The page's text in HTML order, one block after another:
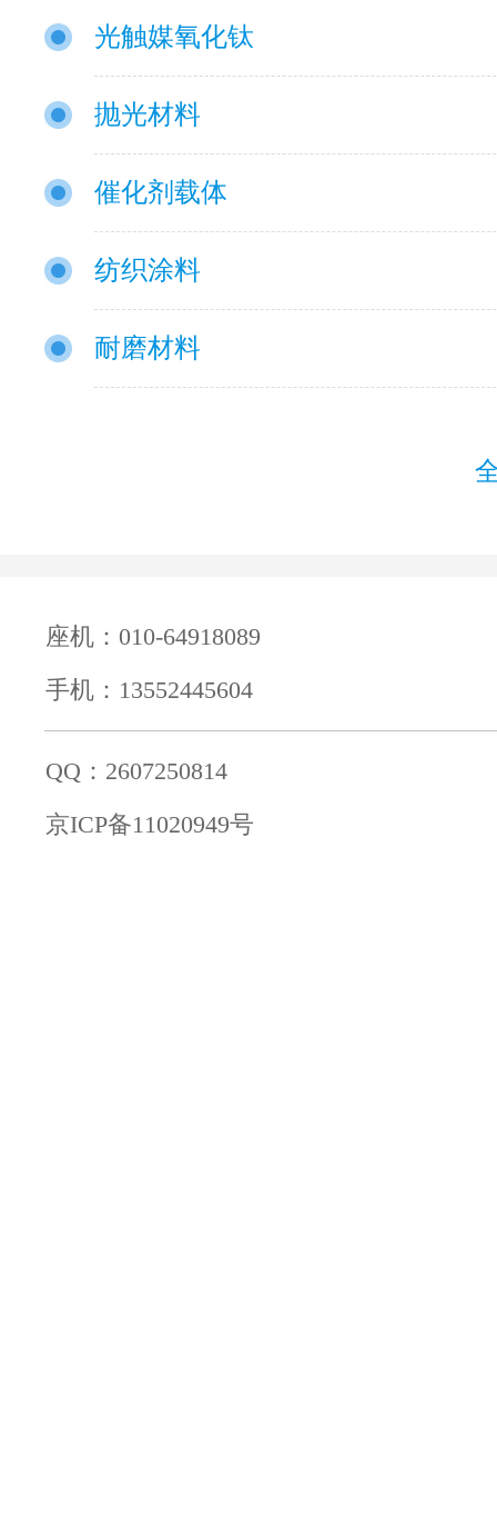
光触媒氧化钛
抛光材料
催化剂载体
纺织涂料
耐磨材料
座机：010-64918089
手机：13552445604
QQ：2607250814
京ICP备11020949号